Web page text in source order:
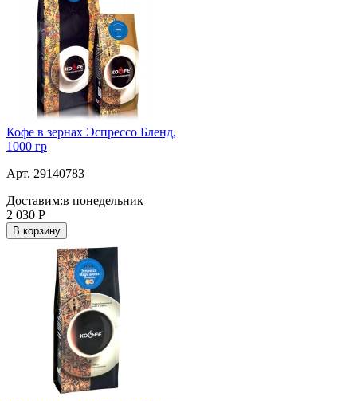
Кофе в зернах Эспрессо Бленд,
1000 гр
Арт. 29140783
Доставим:в понедельник
2 030 Р
В корзину